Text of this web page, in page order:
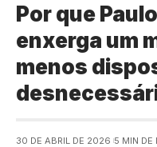
Por que
enxerga um
menos
30 DE ABRIL DE 2026 5 MIN DE